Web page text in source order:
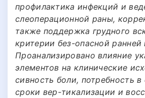
профилактика инфекций и
слеоперационной раны,
также поддержка грудного
критерии без-опасной ранней
Проанализировано влияние
элементов на клинические
сивность боли, потребность в
сроки вер-тикализации и